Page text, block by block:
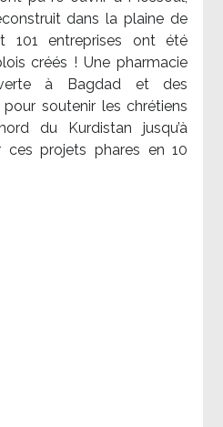
dans la plaine de
101 entreprises ont été
créés ! Une pharmacie
à Bagdad et des
soutenir les chrétiens
du Kurdistan jusqu’à
ces projets phares en 10